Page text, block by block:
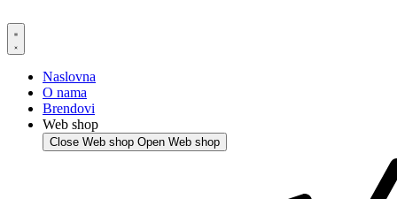
to
content
Naslovna
O nama
Brendovi
Web shop
Close Web shop Open Web shop